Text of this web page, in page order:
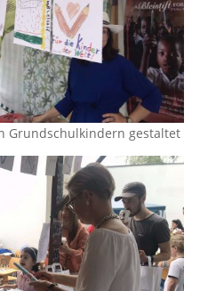
Grundschulkindern gestaltet